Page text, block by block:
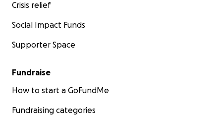
Crisis relief
Social Impact Funds
Supporter Space
Fundraise
How to start a GoFundMe
Fundraising categories